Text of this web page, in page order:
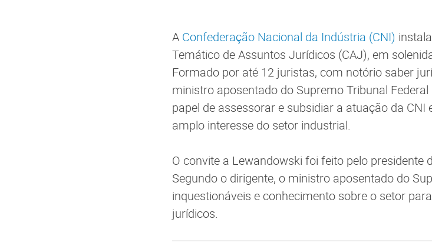
A Confederação Nacional da Indústria (CNI)
Temático de Assuntos Jurídicos (CAJ), em
Formado por até 12 juristas, com notório saber
ministro aposentado do Supremo Tribunal Federal
papel de assessorar e subsidiar a atuação da
amplo interesse do setor industrial.
O convite a Lewandowski foi feito pelo presidente
Segundo o dirigente, o ministro aposentado do
inquestionáveis e conhecimento sobre o setor
jurídicos.